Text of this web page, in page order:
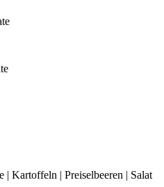
Kartoffeln | Preiselbeeren | Salat